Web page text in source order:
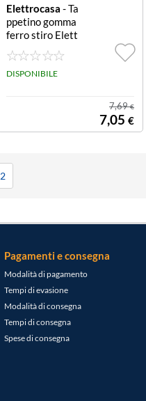
Elettrocasa - Ta
ppetino gomma
ferro stiro Elett
rocasa AS 7 Bla
ck
DISPONIBILE
7,69€
7,05 €
2
Pagamenti e consegna
Modalità di pagamento
Tempi di evasione
Modalità di consegna
Tempi di consegna
Spese di consegna